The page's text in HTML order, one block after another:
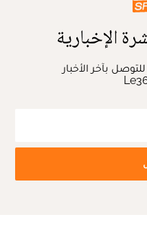
الإخبارية
بآخر الأخبار